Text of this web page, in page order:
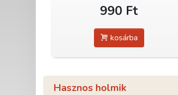
990 Ft
kosárba
Hasznos holmik